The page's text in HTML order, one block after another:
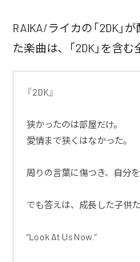
RAIKA/ライカの「2DK」
た楽曲は、「2DK」を含む
『2DK』
狭かったのは部屋だけ。
愛情まで狭くはなかった。
周りの言葉に傷つき、自分
でも答えは、成長した子供
“Look At Us Now.”